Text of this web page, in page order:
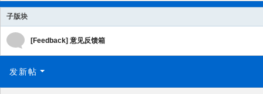
C
N
子版块
[Feedback] 意见反馈箱
发新帖